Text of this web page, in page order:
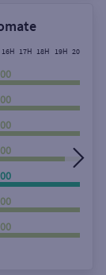
16H 17H 18H 19H 20H